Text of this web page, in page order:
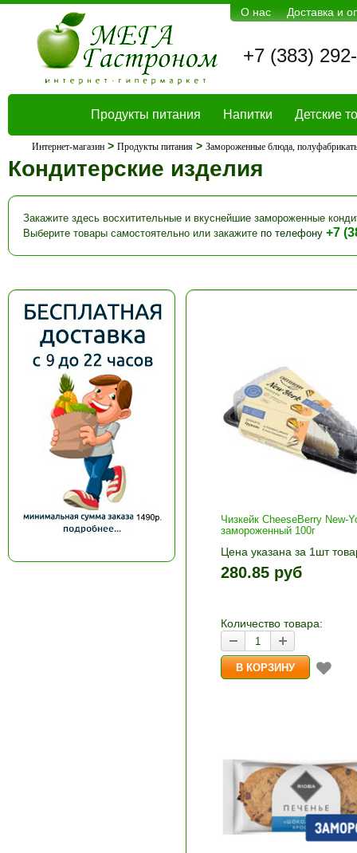
О нас Доставка и
+7 (383)
Продукты питания Напитки Детские
Интернет-магазин> Продукты питания> Замороженные блюда,
Кондитерские изделия
Закажите здесь восхитительные и вкуснейшие замороженные
Выберите товары самостоятельно или закажите по телефону +7
Чизкейк CheeseBerry New-
замороженный 100г
Цена указана за 1шт
1шт прибавляется
и «-». Выберите нужное
280.85 руб
Количество товара: